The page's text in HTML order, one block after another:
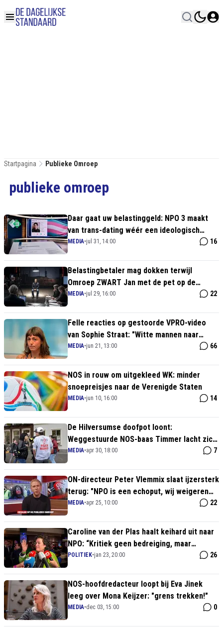
Startpagina Publieke Omroep
publieke omroep
Daar gaat uw belastinggeld: NPO 3 maakt
van trans-dating wéér een ideologisch
deugproject!
MEDIA•jul 31, 14:00 16
Belastingbetaler mag dokken terwijl
Omroep ZWART Jan met de pet op de
publieke divan legt
MEDIA•jul 29, 16:00 22
Felle reacties op gestoorde VPRO-video
van Sophie Straat: "Witte mannen naar
achteren!"
MEDIA•jun 21, 13:00 66
NOS in rouw om uitgekleed WK: minder
snoepreisjes naar de Verenigde Staten
MEDIA•jun 10, 16:00 14
De Hilversumse doofpot loont:
Weggestuurde NOS-baas Timmer lacht zich
rot met bizar hoge ontslagvergoeding
MEDIA•apr 30, 18:00 7
ON-directeur Peter Vlemmix slaat ijzersterk
terug: "NPO is een echoput, wij weigeren
onze journalistiek aan te passen"
MEDIA•apr 25, 10:00 22
Caroline van der Plas haalt keihard uit naar
NPO: “Kritiek geen bedreiging, maar
fundament” – oproep tot herziening
POLITIEK•jan 23, 20:00 26
NOS-hoofdredacteur loopt bij Eva Jinek
leeg over Mona Keijzer: "grens trekken!"
MEDIA•dec 03, 15:00 0